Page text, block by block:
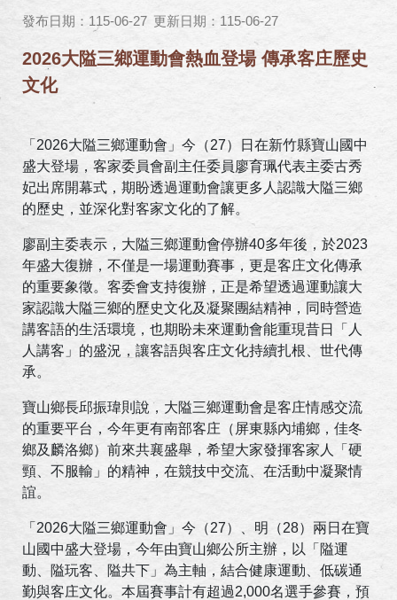
發布日期：115-06-27 更新日期：115-06-27
2026大隘三鄉運動會熱血登場 傳承客庄歷史
文化
「2026大隘三鄉運動會」今（27）日在新竹縣寶山國中
盛大登場，客家委員會副主任委員廖育珮代表主委古秀
妃出席開幕式，期盼透過運動會讓更多人認識大隘三鄉
的歷史，並深化對客家文化的了解。
廖副主委表示，大隘三鄉運動會停辦40多年後，於2023
年盛大復辦，不僅是一場運動賽事，更是客庄文化傳承
的重要象徵。客委會支持復辦，正是希望透過運動讓大
家認識大隘三鄉的歷史文化及凝聚團結精神，同時營造
講客語的生活環境，也期盼未來運動會能重現昔日「人
人講客」的盛況，讓客語與客庄文化持續扎根、世代傳
承。
寶山鄉長邱振瑋則說，大隘三鄉運動會是客庄情感交流
的重要平台，今年更有南部客庄（屏東縣內埔鄉，佳冬
鄉及麟洛鄉）前來共襄盛舉，希望大家發揮客家人「硬
頸、不服輸」的精神，在競技中交流、在活動中凝聚情
誼。
「2026大隘三鄉運動會」今（27）、明（28）兩日在寶
山國中盛大登場，今年由寶山鄉公所主辦，以「隘運
動、隘玩客、隘共下」為主軸，結合健康運動、低碳通
勤與客庄文化。本屆賽事計有超過2,000名選手參賽，預